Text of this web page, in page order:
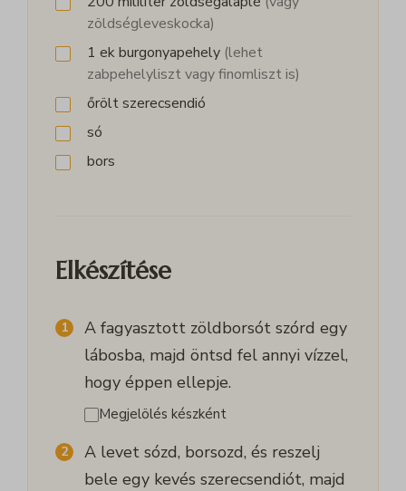
zöldségleveskocka)
1 ekburgonyapehely (lehet
zabpehelyliszt vagy finomliszt is)
őrölt szerecsendió
só
bors
Elkészítése
A fagyasztott zöldborsót szórd egy
lábosba, majd öntsd fel annyi vízzel,
hogy éppen ellepje.
Megjelölés készként
A levet sózd, borsozd, és reszelj
bele egy kevés szerecsendiót, majd
wp-settings-time-*
magában foglal, amelyek nem tartoznak a megadott kategóriákba,
Részletek megjelenítése
growme_version